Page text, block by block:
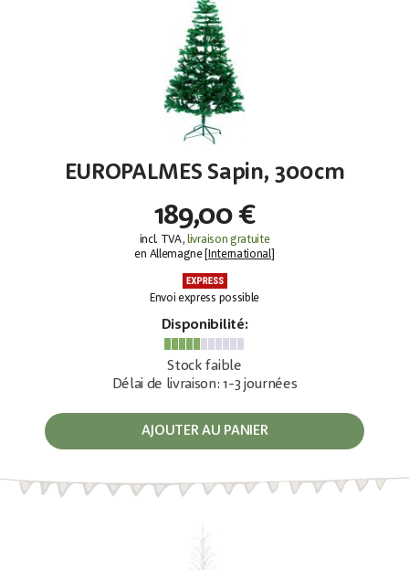
EUROPALMES Sapin, 300cm
189,00 €
incl. TVA, livraison gratuite
en Allemagne [
International]
Envoi express possible
Disponibilité:
Stock faible
Délai de livraison: 1-3 journées
AJOUTER AU PANIER